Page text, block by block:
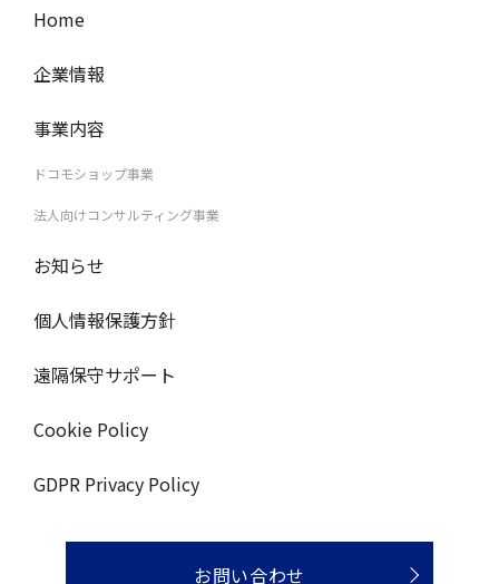
Home
企業情報
事業内容
ドコモショップ事業
法人向けコンサルティング事業
お知らせ
個人情報保護方針
遠隔保守サポート
Cookie Policy
GDPR Privacy Policy
お問い合わせ